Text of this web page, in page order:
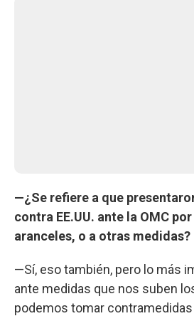
—¿Se refiere a que
contra EE.UU. ante la OMC
aranceles, o a otras medidas?
—Sí, eso también, pero lo más
ante medidas que nos suben
podemos tomar